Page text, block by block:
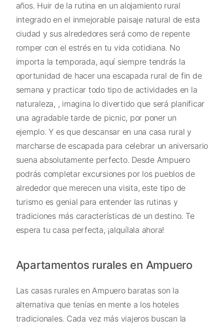
años. Huir de la rutina en un alojamiento rural
integrado en el inmejorable paisaje natural de esta
ciudad y sus alrededores será como de repente
romper con el estrés en tu vida cotidiana. No
importa la temporada, aquí siempre tendrás la
oportunidad de hacer una escapada rural de fin de
semana y practicar todo tipo de actividades en la
naturaleza, , imagina lo divertido que será planificar
una agradable tarde de picnic, por poner un
ejemplo. Y es que descansar en una casa rural y
marcharse de escapada para celebrar un aniversario
suena absolutamente perfecto. Desde Ampuero
podrás completar excursiones por los pueblos de
alrededor que merecen una visita, este tipo de
turismo es genial para entender las rutinas y
tradiciones más características de un destino. Te
espera tu casa perfecta, ¡alquílala ahora!
Apartamentos rurales en Ampuero
Las casas rurales en Ampuero baratas son la
alternativa que tenías en mente a los hoteles
tradicionales. Cada vez más viajeros buscan la